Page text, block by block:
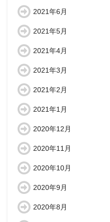
2021年6月
2021年5月
2021年4月
2021年3月
2021年2月
2021年1月
2020年12月
2020年11月
2020年10月
2020年9月
2020年8月